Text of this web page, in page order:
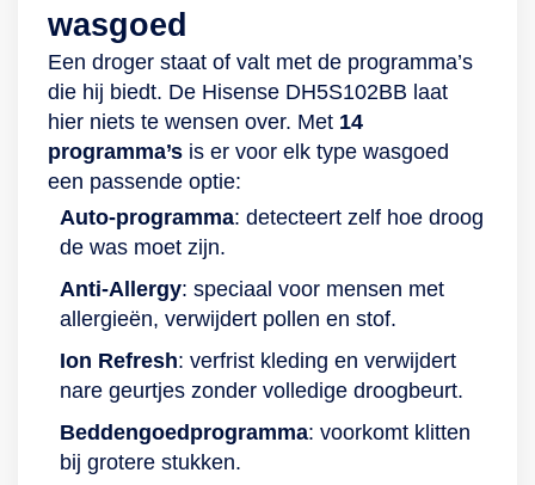
nachtprogramma
kiest. Het
geluidsniveau is
maximaal 64
decibel, dus jij en je
gezin slapen rustig
door. Voor extra
gemoedsrust krijg je
daarnaast 10 jaar
garantie op de
motoronderdelen.
Ga voor milieu Ook
de droogtrommel
van deze Beko
speciale
AquaWave-trommel.
Deze is uitgerust
met speciaal
ontworpen peddels,
die ervoor zorgen
dat het wasgoed
zachte, golvende
bewegingen maakt.
Hierdoor worden de
stoffen voorzichtig
behandeld en toch
efficiënt gedroogd.
Ook de deur van
wasgoed
Een droger staat of valt met de programma’s
die hij biedt. De Hisense DH5S102BB laat
hier niets te wensen over. Met 14
programma’s is er voor elk type wasgoed
een passende optie:
Auto-programma: detecteert zelf hoe droog
de was moet zijn.
Anti-Allergy: speciaal voor mensen met
allergieën, verwijdert pollen en stof.
Ion Refresh: verfrist kleding en verwijdert
nare geurtjes zonder volledige droogbeurt.
Beddengoedprogramma: voorkomt klitten
bij grotere stukken.